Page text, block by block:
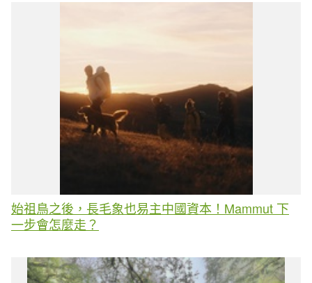
始祖鳥之後，長毛象也易主中國資本！Mammut 下
一步會怎麼走？